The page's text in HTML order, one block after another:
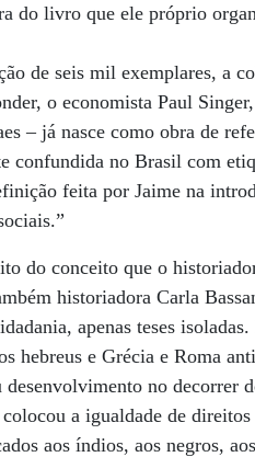
do livro que ele próprio
de seis mil exemplares, a
o economista Paul
– já nasce como obra de
confundida no Brasil com
feita por Jaime na
do conceito que o
historiadora Carla
apenas teses
e Grécia e Roma
no decorrer
a igualdade de
aos índios, aos negros,